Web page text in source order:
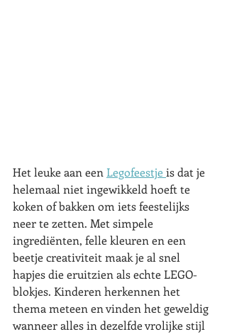
Het leuke aan een Legofeestje is dat je
helemaal niet ingewikkeld hoeft te
koken of bakken om iets feestelijks
neer te zetten. Met simpele
ingrediënten, felle kleuren en een
beetje creativiteit maak je al snel
hapjes die eruitzien als echte LEGO-
blokjes. Kinderen herkennen het
thema meteen en vinden het geweldig
wanneer alles in dezelfde vrolijke stijl